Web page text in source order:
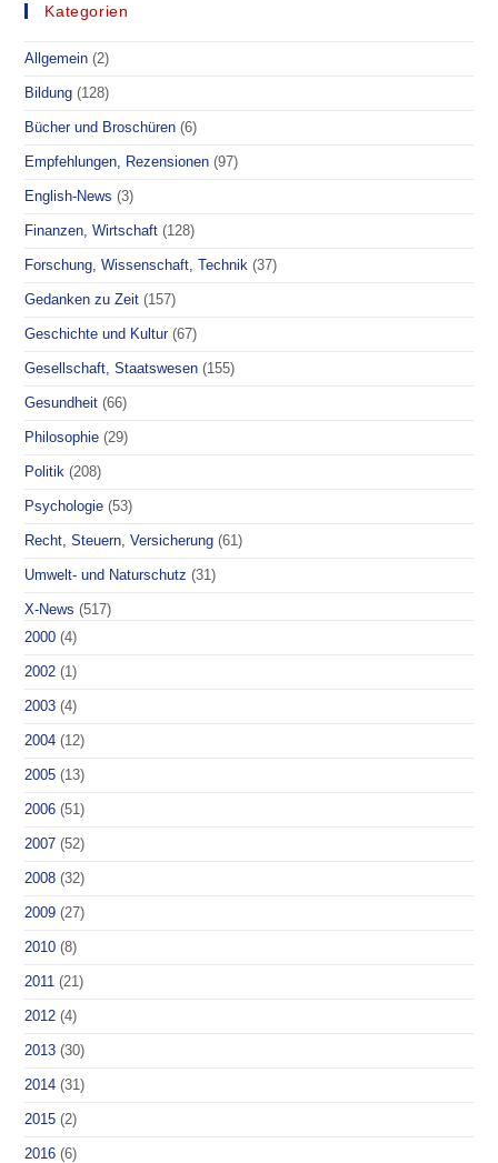
Kategorien
Allgemein (2)
Bildung (128)
Bücher und Broschüren (6)
Empfehlungen, Rezensionen (97)
English-News (3)
Finanzen, Wirtschaft (128)
Forschung, Wissenschaft, Technik (37)
Gedanken zu Zeit (157)
Geschichte und Kultur (67)
Gesellschaft, Staatswesen (155)
Gesundheit (66)
Philosophie (29)
Politik (208)
Psychologie (53)
Recht, Steuern, Versicherung (61)
Umwelt- und Naturschutz (31)
X-News (517)
2000 (4)
2002 (1)
2003 (4)
2004 (12)
2005 (13)
2006 (51)
2007 (52)
2008 (32)
2009 (27)
2010 (8)
2011 (21)
2012 (4)
2013 (30)
2014 (31)
2015 (2)
2016 (6)